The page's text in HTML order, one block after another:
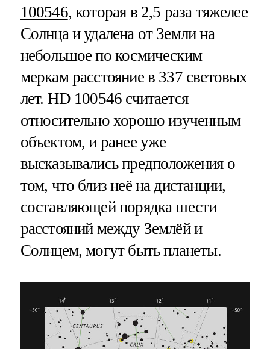
100546, которая в 2,5 раза тяжелее
Солнца и удалена от Земли на
небольшое по космическим
меркам расстояние в 337 световых
лет. HD 100546 считается
относительно хорошо изученным
объектом, и ранее уже
высказывались предположения о
том, что близ неё на дистанции,
составляющей порядка шести
расстояний между Землёй и
Солнцем, могут быть планеты.